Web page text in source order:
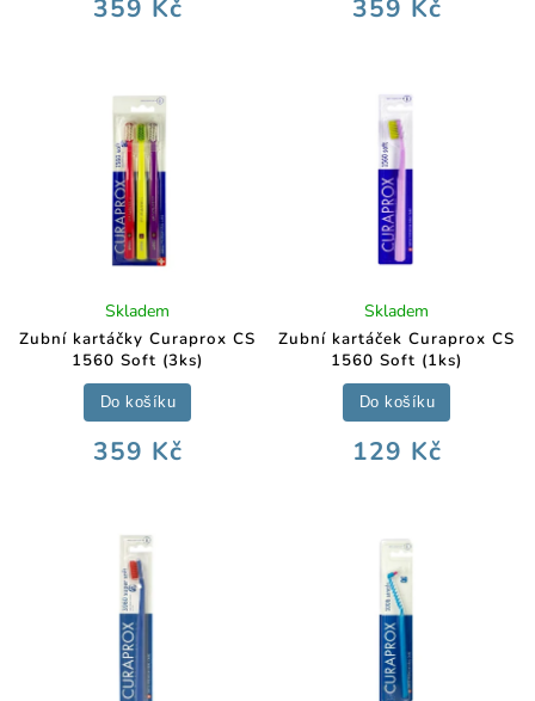
359 Kč 359 Kč
Zubní kartáčky Curaprox CS
1560 Soft (3ks)
Skladem
359 Kč
Do košíku
Zubní kartáček Curaprox CS
1560 Soft (1ks)
Skladem
129 Kč
Do košíku